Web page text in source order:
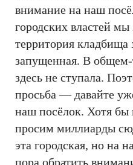
внимание на наш
городских властей
территория кладбища
запущенная. В общем-
здесь не ступала.
просьба — давайте
наш посёлок. Хотя
просим миллиарды
эта городская, но на
пора обратить